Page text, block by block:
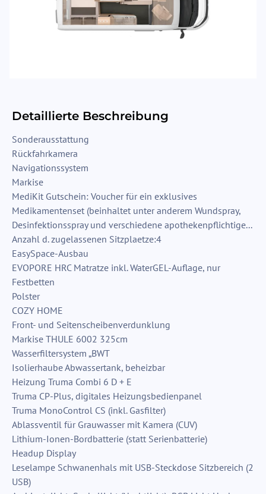
Detaillierte Beschreibung
Sonderausstattung
Rückfahrkamera
Navigationssystem
Markise
MediKit Gutschein: Voucher für ein exklusives
Medikamentenset (beinhaltet unter anderem Wundspray,
Desinfektionsspray und verschiedene apothekenpflichtige...
Anzahl d. zugelassenen Sitzplaetze:4
EasySpace-Ausbau
EVOPORE HRC Matratze inkl. WaterGEL-Auflage, nur
Festbetten
Polster
COZY HOME
Front- und Seitenscheibenverdunklung
Markise THULE 6002 325cm
Wasserfiltersystem „BWT
Isolierhaube Abwassertank, beheizbar
Heizung Truma Combi 6 D + E
Truma CP-Plus, digitales Heizungsbedienpanel
Truma MonoControl CS (inkl. Gasfilter)
Ablassventil für Grauwasser mit Kamera (CUV)
Lithium-Ionen-Bordbatterie (statt Serienbatterie)
Headup Display
Leselampe Schwanenhals mit USB-Steckdose Sitzbereich (2
USB)